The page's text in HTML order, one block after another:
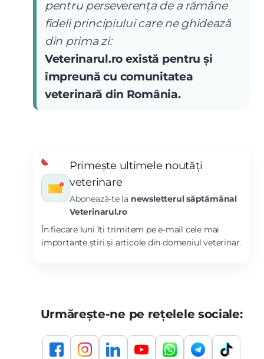
pentru perseverența de a rămâne
fideli principiului care ne ghidează
din prima zi:
Veterinarul.ro există pentru și
împreună cu comunitatea
veterinară din România.
Primește ultimele noutăți
veterinare
Abonează-te la newsletterul săptămânal
Veterinarul.ro
În fiecare luni îți trimitem pe e-mail cele mai
importante știri și articole din domeniul veterinar.
Urmărește-ne pe rețelele sociale: